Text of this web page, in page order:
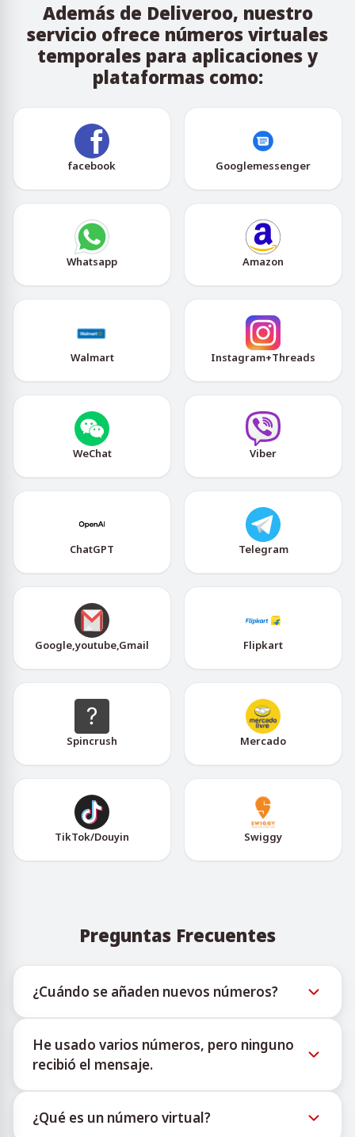
Además de Deliveroo, nuestro
servicio ofrece números virtuales
temporales para aplicaciones y
plataformas como:
facebook Googlemessenger
Whatsapp Amazon
Walmart Instagram+Threads
WeChat Viber
ChatGPT Telegram
Google,youtube,Gmail Flipkart
Spincrush Mercado
TikTok/Douyin Swiggy
Preguntas Frecuentes
¿Cuándo se añaden nuevos números?
números virtuales puede consultarse a través del
bot oficial de Telegram @TigerSMSofficial_bot. Este
canal ofrece actualizaciones oportunas para ayudar
He usado varios números, pero ninguno
recibió el mensaje.
% para cada número adquirido. Los algoritmos de
¿Qué es un número virtual?